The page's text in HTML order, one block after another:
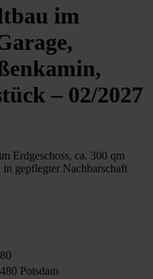
im
– 02/2027
Erdgeschoss, ca. 300 qm
gepflegter Nachbarschaft
Potsdam